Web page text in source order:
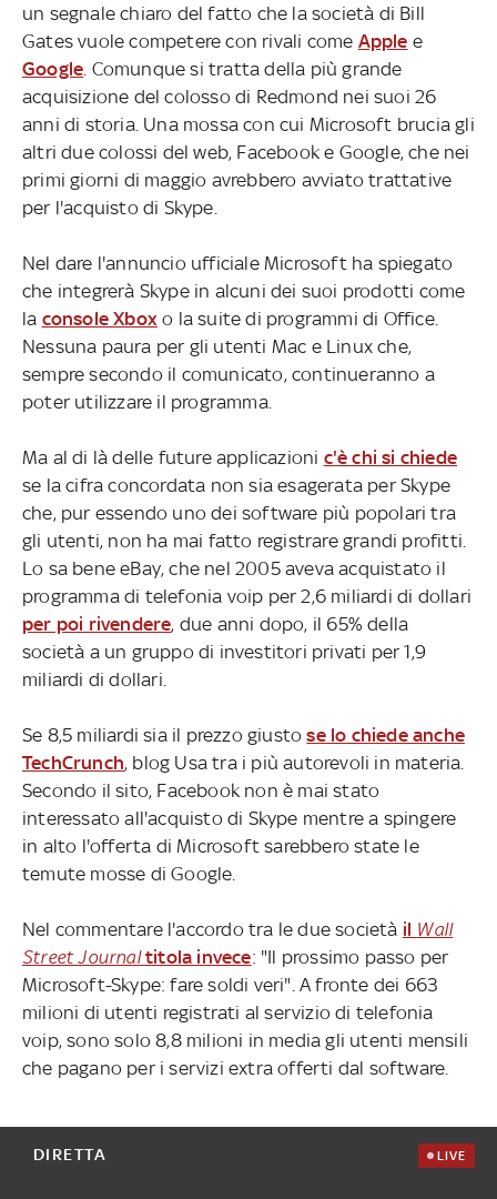
un segnale chiaro del fatto che la società di Bill
Gates vuole competere con rivali come Apple e
Google . Comunque si tratta della più grande
acquisizione del colosso di Redmond nei suoi 26
anni di storia. Una mossa con cui Microsoft brucia gli
altri due colossi del web, Facebook e Google, che nei
primi giorni di maggio avrebbero avviato trattative
per l'acquisto di Skype.
Nel dare l'annuncio ufficiale Microsoft ha spiegato
che integrerà Skype in alcuni dei suoi prodotti come
la console Xbox o la suite di programmi di Office.
Nessuna paura per gli utenti Mac e Linux che,
sempre secondo il comunicato, continueranno a
poter utilizzare il programma.
Ma al di là delle future applicazioni c'è chi si chiede
se la cifra concordata non sia esagerata per Skype
che, pur essendo uno dei software più popolari tra
gli utenti, non ha mai fatto registrare grandi profitti.
Lo sa bene eBay, che nel 2005 aveva acquistato il
programma di telefonia voip per 2,6 miliardi di dollari
per poi rivendere, due anni dopo, il 65% della
società a un gruppo di investitori privati per 1,9
miliardi di dollari.
Se 8,5 miliardi sia il prezzo giustose lo chiede anche
TechCrunch, blog Usa tra i più autorevoli in materia.
Secondo il sito, Facebook non è mai stato
interessato all'acquisto di Skype mentre a spingere
in alto l'offerta di Microsoft sarebbero state le
temute mosse di Google.
Nel commentare l'accordo tra le due società il Wall
Street Journaltitola invece: "Il prossimo passo per
Microsoft-Skype: fare soldi veri". A fronte dei 663
milioni di utenti registrati al servizio di telefonia
voip, sono solo 8,8 milioni in media gli utenti mensili
che pagano per i servizi extra offerti dal software.
DIRETTA LIVE